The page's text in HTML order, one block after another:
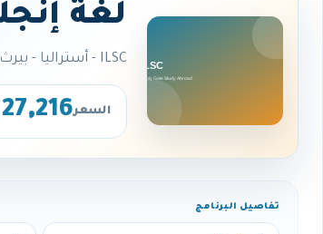
لغة
ILSC - أستراليا - بيرث
السعر27,216 ر.س
تفاصيل البرنامج